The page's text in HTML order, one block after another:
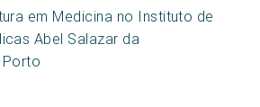
em Medicina no Instituto de
Abel Salazar da
Porto